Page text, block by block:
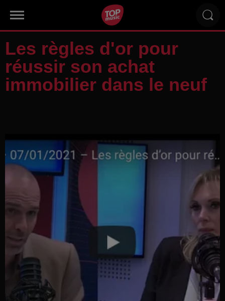
Les règles d'or pour
réussir son achat
immobilier dans le neuf